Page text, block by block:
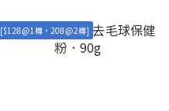
[$128@1樽，208@2樽]